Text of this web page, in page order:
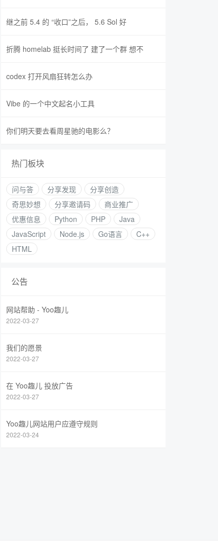
继之前 5.4 的 “收口”之后， 5.6 Sol 好
折腾 homelab 挺长时间了 建了一个群 想不
codex 打开风扇狂转怎么办
Vibe 的一个中文起名小工具
你们明天要去看周星驰的电影么？
热门板块
问与答 分享发现
分享创造
奇思妙想
分享邀请码
商业推广
优惠信息
Python PHP
Java
JavaScript
Node.js Go语言
C++
HTML
公告
网站帮助 - Yoo趣儿
2022-03-27
我们的愿景
2022-03-27
在 Yoo趣儿 投放广告
2022-03-27
Yoo趣儿网站用户应遵守规则
2022-03-24